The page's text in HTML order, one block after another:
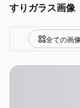
すりガラス画像
全ての画像